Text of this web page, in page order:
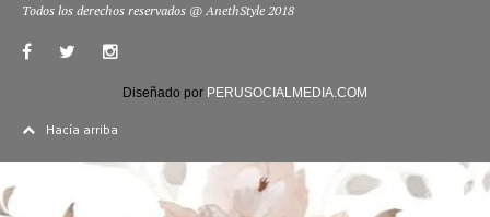
Todos los derechos reservados @ AnethStyle 2018
Diseñado por PERUSOCIALMEDIA.COM
Hacía arriba